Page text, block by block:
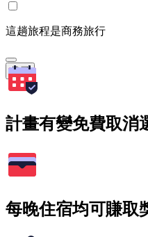
這趟旅程是商務旅行
搜尋
計畫有變免費取消
每晚住宿均可賺取